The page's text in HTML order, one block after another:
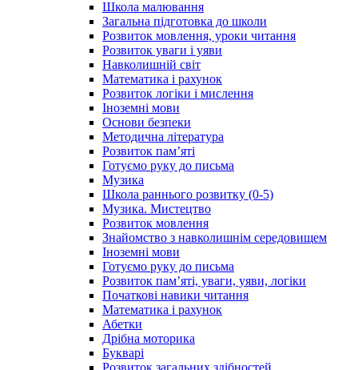
Школа малювання
Загальна підготовка до школи
Розвиток мовлення, уроки читання
Розвиток уваги і уяви
Навколишній світ
Математика і рахунок
Розвиток логіки і мислення
Іноземні мови
Основи безпеки
Методична література
Розвиток пам’яті
Готуємо руку до письма
Музика
Школа раннього розвитку (0-5)
Музика. Мистецтво
Розвиток мовлення
Знайомство з навколишнім середовищем
Іноземні мови
Готуємо руку до письма
Розвиток пам’яті, уваги, уяви, логіки
Початкові навики читання
Математика і рахунок
Абетки
Дрібна моторика
Букварі
Розвиток загальних здібностей